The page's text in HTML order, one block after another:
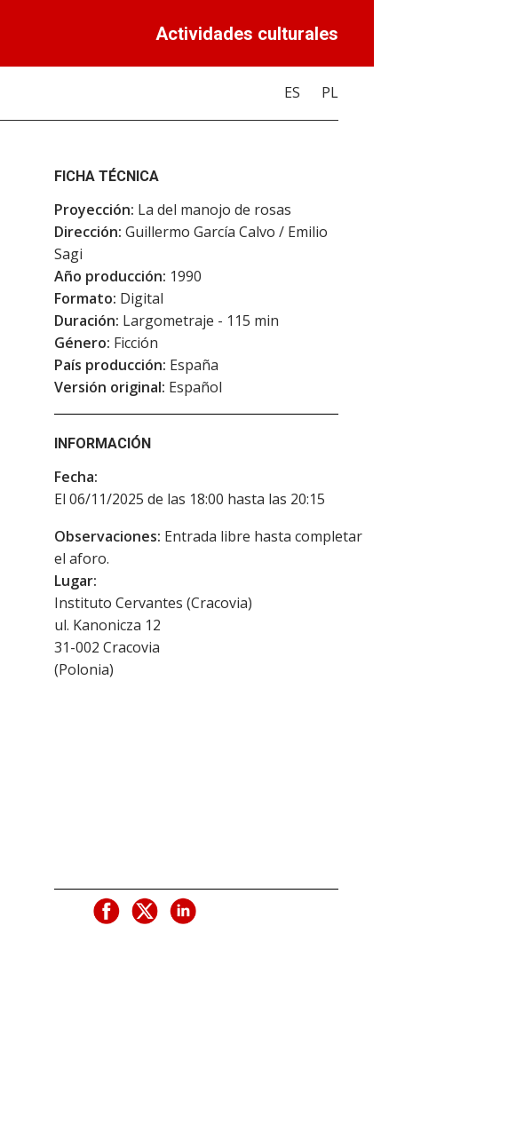
Actividades culturales
ES PL
FICHA TÉCNICA
Proyección: La del manojo de rosas
Dirección: Guillermo García Calvo / Emilio
Sagi
Año producción: 1990
Formato: Digital
Duración: Largometraje - 115 min
Género: Ficción
País producción: España
Versión original: Español
INFORMACIÓN
Fecha:
El 06/11/2025 de las 18:00 hasta las 20:15
Observaciones: Entrada libre hasta completar
el aforo.
Lugar:
Instituto Cervantes (Cracovia)
ul. Kanonicza 12
31-002 Cracovia
(Polonia)